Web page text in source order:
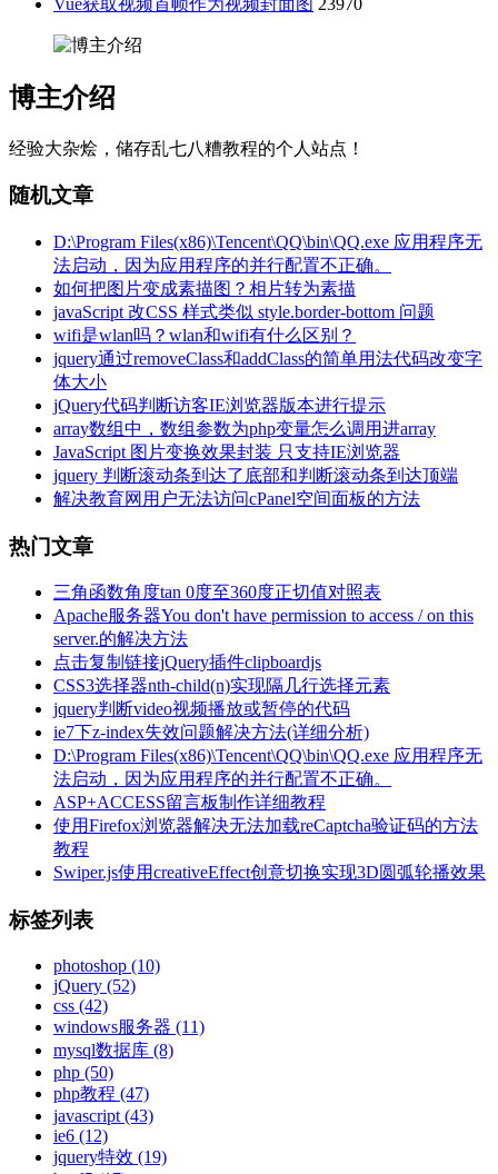
博主介绍
经验大杂烩，储存乱七八糟教程的个人站点！
随机文章
D:\Program Files(x86)\Tencent\QQ\bin\QQ.exe 应用程序无
法启动，因为应用程序的并行配置不正确。
如何把图片变成素描图？相片转为素描
javaScript 改CSS 样式类似 style.border-bottom 问题
wifi是wlan吗？wlan和wifi有什么区别？
jquery通过removeClass和addClass的简单用法代码改变字
体大小
jQuery代码判断访客IE浏览器版本进行提示
array数组中，数组参数为php变量怎么调用进array
JavaScript 图片变换效果封装 只支持IE浏览器
jquery 判断滚动条到达了底部和判断滚动条到达顶端
解决教育网用户无法访问cPanel空间面板的方法
热门文章
三角函数角度tan 0度至360度正切值对照表
Apache服务器You don't have permission to access / on this
server.的解决方法
点击复制链接jQuery插件clipboardjs
CSS3选择器nth-child(n)实现隔几行选择元素
jquery判断video视频播放或暂停的代码
ie7下z-index失效问题解决方法(详细分析)
D:\Program Files(x86)\Tencent\QQ\bin\QQ.exe 应用程序无
法启动，因为应用程序的并行配置不正确。
ASP+ACCESS留言板制作详细教程
使用Firefox浏览器解决无法加载reCaptcha验证码的方法
教程
Swiper.js使用creativeEffect创意切换实现3D圆弧轮播效果
标签列表
photoshop (10)
jQuery (52)
css (42)
windows服务器 (11)
mysql数据库 (8)
php (50)
php教程 (47)
javascript (43)
ie6 (12)
jquery特效 (19)